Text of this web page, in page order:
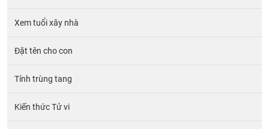
Xem tuổi xây nhà
Đặt tên cho con
Tính trùng tang
Kiến thức Tử vi